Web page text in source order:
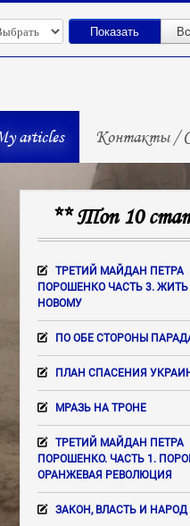
Показать
articles Контакты /
** Топ 10
ТРЕТИЙ МАЙДАН ПЕТРА
ПОРОШЕНКО ЧАСТЬ 3. ЖИТЬ
НОВОМУ
ПО ОБЕ СТОРОНЫ
ПЛАН СПАСЕНИЯ
МРАЗЬ НА ТРОНЕ
ТРЕТИЙ МАЙДАН ПЕТРА
ПОРОШЕНКО. ЧАСТЬ 1.
ОРАНЖЕВАЯ РЕВОЛЮЦИЯ
ЗАКОН, ВЛАСТЬ И НАРОД